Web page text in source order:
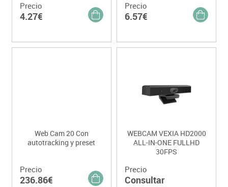
Precio
4.27€
Precio
6.57€
Web Cam 20 Con
autotracking y preset
Precio
236.86€
WEBCAM VEXIA HD2000
ALL-IN-ONE FULLHD
30FPS
Precio
Consultar